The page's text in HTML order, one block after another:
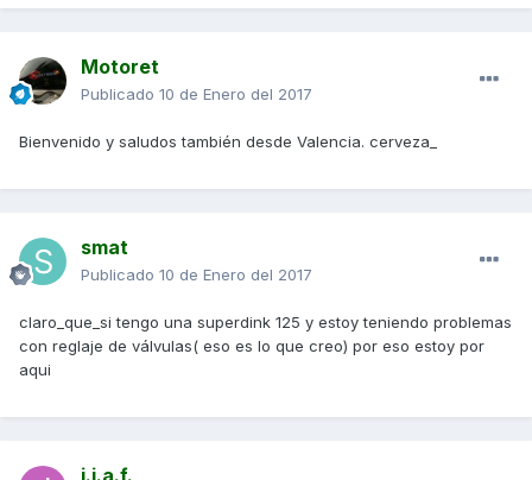
Motoret
Publicado 10 de Enero del 2017
Bienvenido y saludos también desde Valencia. cerveza_
smat
Publicado 10 de Enero del 2017
claro_que_si tengo una superdink 125 y estoy teniendo problemas
con reglaje de válvulas( eso es lo que creo) por eso estoy por
aqui